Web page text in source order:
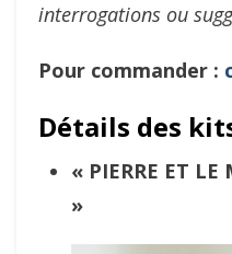
interrogations ou
Pour commander :
Détails des
« PIERRE ET
»